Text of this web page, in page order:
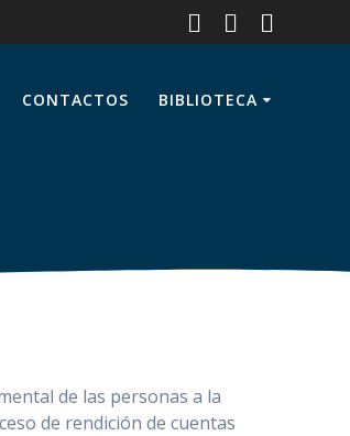
CONTACTOS BIBLIOTECA
de las personas a la
de rendición de cuentas